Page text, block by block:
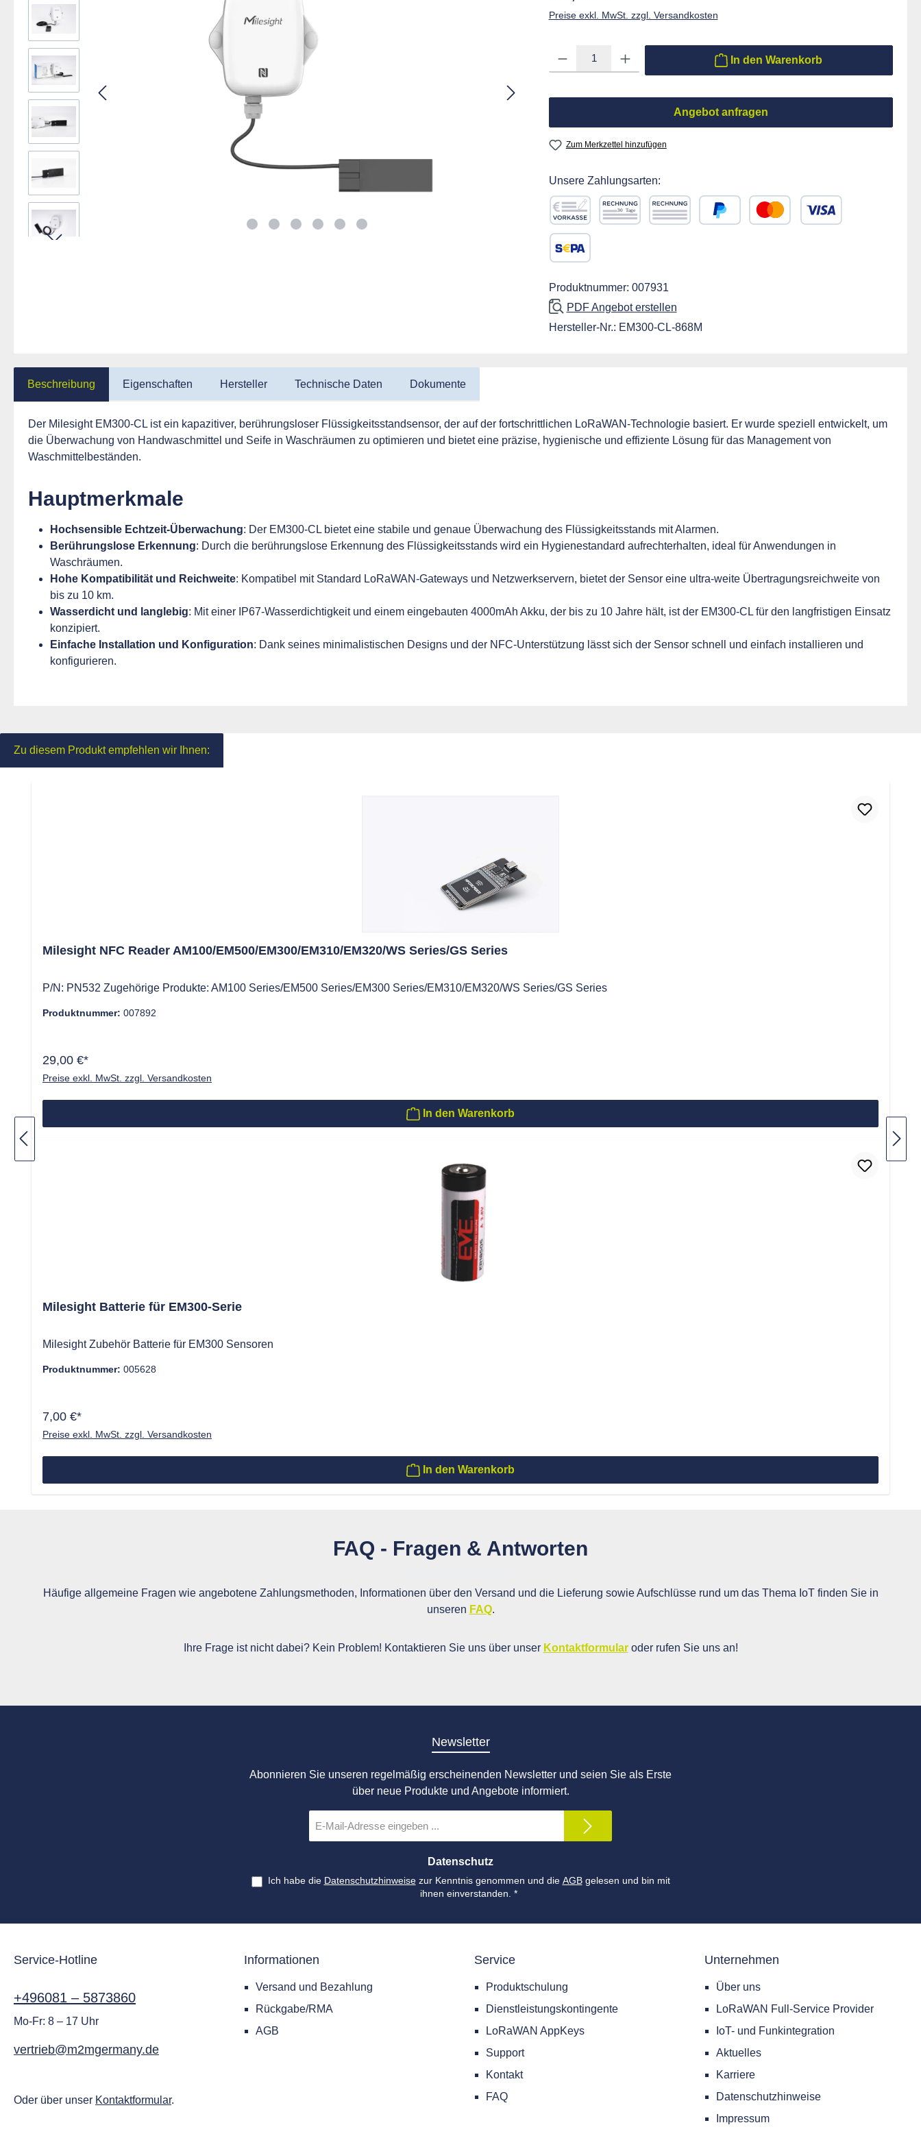
Preise exkl. MwSt. zzgl. Versandkosten
In den Warenkorb
Angebot anfragen
Zum Merkzettel hinzufügen
Unsere Zahlungsarten:
Vorkasse
Produktnummer: 007931
PDF Angebot erstellen
Hersteller-Nr.: EM300-CL-868M
Beschreibung Eigenschaften Hersteller Technische Daten Dokumente
Der Milesight EM300-CL ist ein kapazitiver, berührungsloser Flüssigkeitsstandsensor, der auf der fortschrittlichen LoRaWAN-Technologie basiert. Er wurde speziell entwickelt, um
die Überwachung von Handwaschmittel und Seife in Waschräumen zu optimieren und bietet eine präzise, hygienische und effiziente Lösung für das Management von
Waschmittelbeständen.
Hauptmerkmale
Hochsensible Echtzeit-Überwachung: Der EM300-CL bietet eine stabile und genaue Überwachung des Flüssigkeitsstands mit Alarmen.
Berührungslose Erkennung: Durch die berührungslose Erkennung des Flüssigkeitsstands wird ein Hygienestandard aufrechterhalten, ideal für Anwendungen in
Waschräumen.
Hohe Kompatibilität und Reichweite: Kompatibel mit Standard LoRaWAN-Gateways und Netzwerkservern, bietet der Sensor eine ultra-weite Übertragungsreichweite von
bis zu 10 km.
Wasserdicht und langlebig: Mit einer IP67-Wasserdichtigkeit und einem eingebauten 4000mAh Akku, der bis zu 10 Jahre hält, ist der EM300-CL für den langfristigen Einsatz
konzipiert.
Einfache Installation und Konfiguration: Dank seines minimalistischen Designs und der NFC-Unterstützung lässt sich der Sensor schnell und einfach installieren und
konfigurieren.
Zu diesem Produkt empfehlen wir Ihnen:
Milesight NFC Reader AM100/EM500/EM300/EM310/EM320/WS Series/GS Series
P/N: PN532 Zugehörige Produkte: AM100 Series/EM500 Series/EM300 Series/EM310/EM320/WS Series/GS Series
Produktnummer: 007892
29,00 €*
Preise exkl. MwSt. zzgl. Versandkosten
In den Warenkorb
Milesight Batterie für EM300-Serie
Milesight Zubehör Batterie für EM300 Sensoren
Produktnummer: 005628
7,00 €*
Preise exkl. MwSt. zzgl. Versandkosten
In den Warenkorb
FAQ - Fragen & Antworten
Häufige allgemeine Fragen wie angebotene Zahlungsmethoden, Informationen über den Versand und die Lieferung sowie Aufschlüsse rund um das Thema IoT finden Sie in
unseren FAQ.
Ihre Frage ist nicht dabei? Kein Problem! Kontaktieren Sie uns über unser Kontaktformularoder rufen Sie uns an!
Newsletter
Abonnieren Sie unseren regelmäßig erscheinenden Newsletter und seien Sie als Erste
über neue Produkte und Angebote informiert.
Mail-
Adresse
Datenschutz
Ich habe die Datenschutzhinweisezur Kenntnis genommen und die AGBgelesen und bin mit
ihnen einverstanden. *
Service-Hotline
+496081 – 5873860
Mo-Fr: 8 – 17 Uhr
vertrieb@m2mgermany.de
Oder über unser Kontaktformular.
Informationen
Versand und Bezahlung
Rückgabe/RMA
AGB
Service
Produktschulung
Dienstleistungskontingente
LoRaWAN AppKeys
Support
Kontakt
FAQ
Unternehmen
Über uns
LoRaWAN Full-Service Provider
IoT- und Funkintegration
Aktuelles
Karriere
Datenschutzhinweise
Impressum